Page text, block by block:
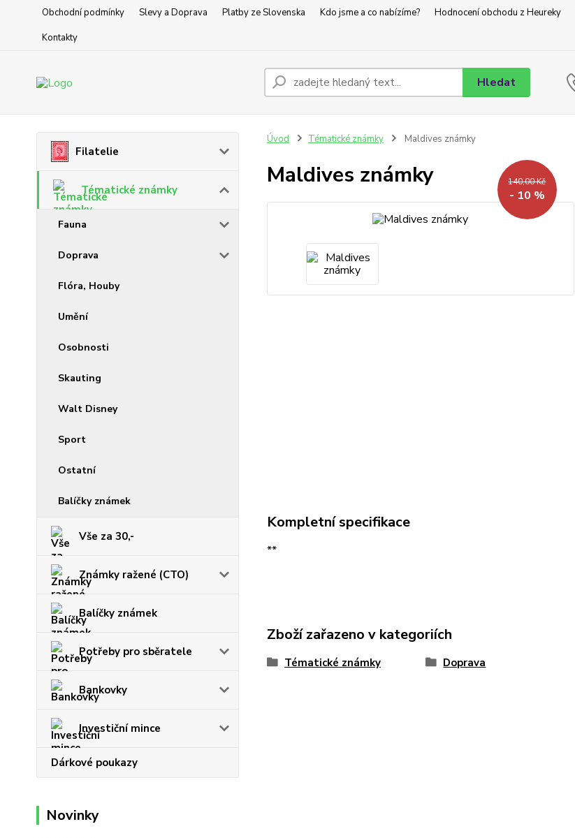
Obchodní podmínky Slevy a Doprava Platby ze Slovenska Kdo jsme a co nabízíme? Hodnocení obchodu z Heureky
Kontakty
Hledat
Filatelie
Tématické známky
Fauna
Doprava
Flóra, Houby
Umění
Osobnosti
Skauting
Walt Disney
Sport
Ostatní
Balíčky známek
Vše za 30,-
Známky ražené (CTO)
Balíčky známek
Potřeby pro sběratele
Bankovky
Investiční mince
Dárkové poukazy
Novinky
Úvod Tématické známky Maldives známky
Maldives známky 140,00 Kč
- 10 %
Kompletní specifikace
**
Zboží zařazeno v kategoriích
Tématické známky Doprava